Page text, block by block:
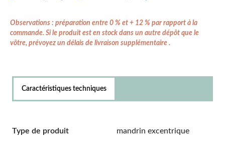
Observations : préparation entre 0 % et + 12 % par rapport à la
commande. Si le produit est en stock dans un autre dépôt que le
vôtre, prévoyez un délais de livraison supplémentaire .
Caractéristiques techniques
Type de produit mandrin excentrique